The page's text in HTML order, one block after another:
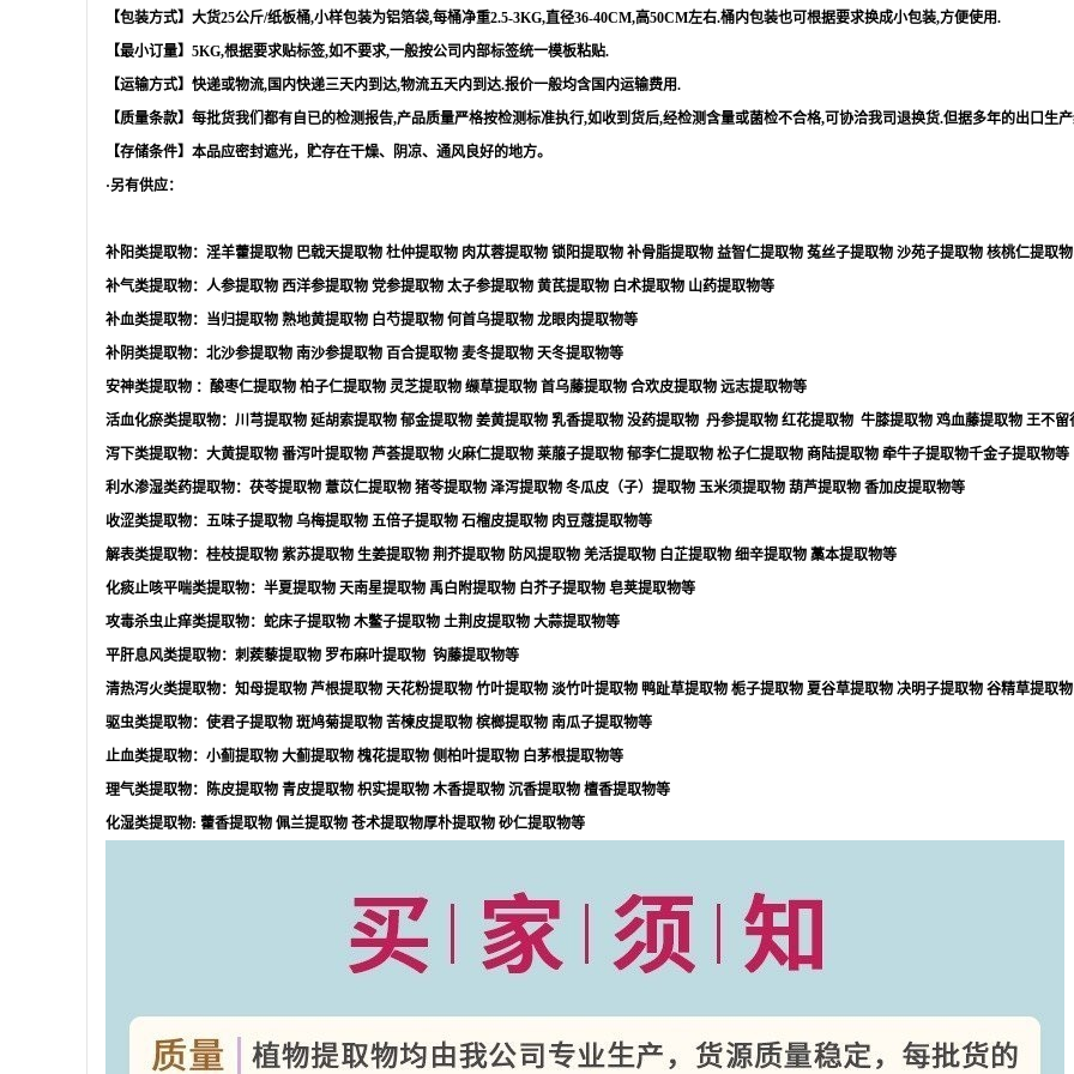
【包装方式】大货25公斤/纸板桶,小样包装为铝箔袋,每桶净重2.5-3KG,直径36-40CM,高50CM左右.桶内包装也可根据要求换成小包装,方便使用.
【最小订量】 5KG,根据要求贴标签,如不要求,一般按公司内部标签统一模板粘贴.
【运输方式】快递或物流,国内快递三天内到达,物流五天内到达.报价一般均含国内运输费用.
【质量条款】每批货我们都有自已的检测报告,产品质量严格按检测标准执行,如收到货后,经检测含量或菌检不合格,可协洽我司退换货.但据多年的出口生
【存储条件】本品应密封遮光，贮存在干燥、阴凉、通风良好的地方。
·另有供应：
补阳类提取物：淫羊藿提取物 巴戟天提取物 杜仲提取物 肉苁蓉提取物 锁阳提取物 补骨脂提取物 益智仁提取物 菟丝子提取物 沙苑子提取物 核桃仁提取物
补气类提取物：人参提取物 西洋参提取物 党参提取物 太子参提取物 黄芪提取物 白术提取物 山药提取物等
补血类提取物：当归提取物 熟地黄提取物 白芍提取物 何首乌提取物 龙眼肉提取物等
补阴类提取物：北沙参提取物 南沙参提取物 百合提取物 麦冬提取物 天冬提取物等
安神类提取物 ：酸枣仁提取物 柏子仁提取物 灵芝提取物 缬草提取物 首乌藤提取物 合欢皮提取物 远志提取物等
活血化瘀类提取物：川芎提取物 延胡索提取物 郁金提取物 姜黄提取物 乳香提取物 没药提取物 丹参提取物 红花提取物 牛膝提取物 鸡血藤提取物 王不留
泻下类提取物：大黄提取物 番泻叶提取物 芦荟提取物 火麻仁提取物 莱菔子提取物 郁李仁提取物 松子仁提取物 商陆提取物 牵牛子提取物千金子提取物等
利水渗湿类药提取物：茯苓提取物 薏苡仁提取物 猪苓提取物 泽泻提取物 冬瓜皮（子）提取物 玉米须提取物 葫芦提取物 香加皮提取物等
收涩类提取物：五味子提取物 乌梅提取物 五倍子提取物 石榴皮提取物 肉豆蔻提取物等
解表类提取物：桂枝提取物 紫苏提取物 生姜提取物 荆芥提取物 防风提取物 羌活提取物 白芷提取物 细辛提取物 藁本提取物等
化痰止咳平喘类提取物：半夏提取物 天南星提取物 禹白附提取物 白芥子提取物 皂荚提取物等
攻毒杀虫止痒类提取物：蛇床子提取物 木鳖子提取物 土荆皮提取物 大蒜提取物等
平肝息风类提取物：刺蒺藜提取物 罗布麻叶提取物 钩藤提取物等
清热泻火类提取物：知母提取物 芦根提取物 天花粉提取物 竹叶提取物 淡竹叶提取物 鸭趾草提取物 栀子提取物 夏谷草提取物 决明子提取物 谷精草提取物
驱虫类提取物：使君子提取物 斑鸠菊提取物 苦楝皮提取物 槟榔提取物 南瓜子提取物等
止血类提取物：小蓟提取物 大蓟提取物 槐花提取物 侧柏叶提取物 白茅根提取物等
理气类提取物：陈皮提取物 青皮提取物 枳实提取物 木香提取物 沉香提取物 檀香提取物等
化湿类提取物: 藿香提取物 佩兰提取物 苍术提取物厚朴提取物 砂仁提取物等